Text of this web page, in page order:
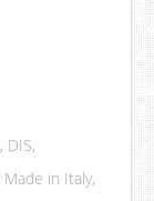
, DIS,
Made in Italy,